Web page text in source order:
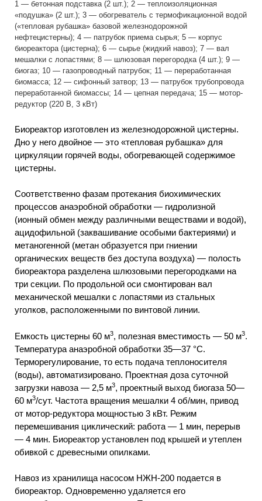
1 — бетонная подставка (2 шт.); 2 — теплоизоляционная
«подушка» (2 шт.); 3 — обогреватель с термофикационной водой
(«тепловая рубашка» базовой железнодорожной
нефтецистерны); 4 — патрубок приема сырья; 5 — корпус
биореактора (цистерна); 6 — сырье (жидкий навоз); 7 — вал
мешалки с лопастями; 8 — шлюзовая перегородка (4 шт.); 9 —
биогаз; 10 — газопроводный патрубок; 11 — переработанная
биомасса; 12 — сифонный затвор; 13 — патрубок трубопровода
переработанной биомассы; 14 — цепная передача; 15 — мотор-
редуктор (220 В, 3 кВт)
Биореактор изготовлен из железнодорожной цистерны.
Дно у него двойное — это «тепловая рубашка» для
циркуляции горячей воды, обогревающей содержимое
цистерны.
Соответственно фазам протекания биохимических
процессов анаэробной обработки — гидролизной
(ионный обмен между различными веществами и водой),
ацидофильной (заквашивание особыми бактериями) и
метаногенной (метан образуется при гниении
органических веществ без доступа воздуха) — полость
биореактора разделена шлюзовыми перегородками на
три секции. По продольной оси смонтирован вал
механической мешалки с лопастями из стальных
уголков, расположенными по винтовой линии.
Емкость цистерны 60 м3, полезная вместимость — 50 м3.
Температура анаэробной обработки 35—37 °С.
Терморегулирование, то есть подача теплоносителя
(воды), автоматизировано. Проектная доза суточной
загрузки навоза — 2,5 м3, проектный выход биогаза 50—
60 м3/сут. Частота вращения мешалки 4 об/мин, привод
от мотор-редуктора мощностью 3 кВт. Режим
перемешивания циклический: работа — 1 мин, перерыв
— 4 мин. Биореактор установлен под крышей и утеплен
обивкой с древесными опилками.
Навоз из хранилища насосом НЖН-200 подается в
биореактор. Одновременно удаляется его